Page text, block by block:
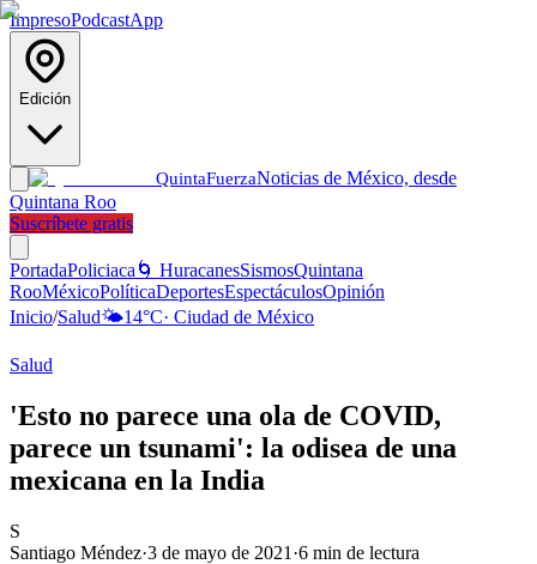
ImpresoPodcastApp
Edición
QuintaFuerzaNoticias de México, desde
Quintana Roo
Suscríbete gratis
PortadaPoliciaca 🌀 HuracanesSismosQuintana
RooMéxicoPolíticaDeportesEspectáculosOpinión
Inicio/Salud🌤️14°C· Ciudad de México
Salud
'Esto no parece una ola de COVID,
parece un tsunami': la odisea de una
mexicana en la India
S
Santiago Méndez·3 de mayo de 2021 ·6 min de lectura